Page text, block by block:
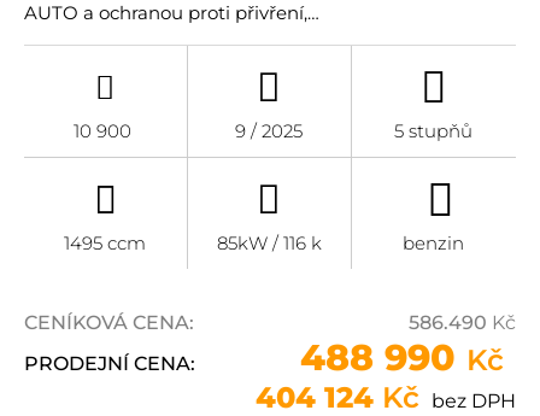
AUTO a ochranou proti přivření,…
10 900 9 / 2025 5 stupňů
1495 ccm 85kW / 116 k benzin
CENÍKOVÁ CENA: 586.490 Kč
PRODEJNÍ CENA:
488 990 Kč
404 124 Kč bez DPH